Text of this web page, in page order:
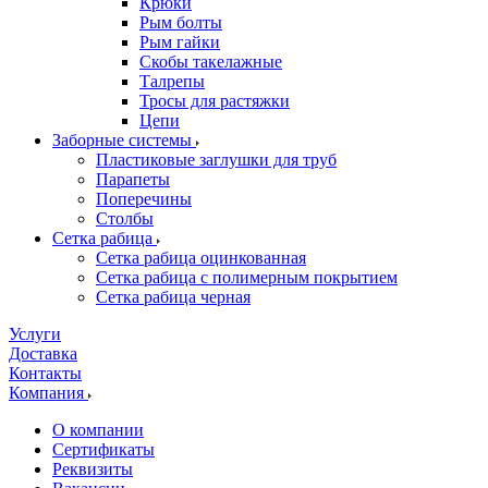
Рым болты
Рым гайки
Скобы такелажные
Талрепы
Тросы для растяжки
Цепи
Заборные системы
Пластиковые заглушки для труб
Парапеты
Поперечины
Столбы
Сетка рабица
Сетка рабица оцинкованная
Сетка рабица с полимерным покрытием
Сетка рабица черная
Услуги
Доставка
Контакты
Компания
О компании
Сертификаты
Реквизиты